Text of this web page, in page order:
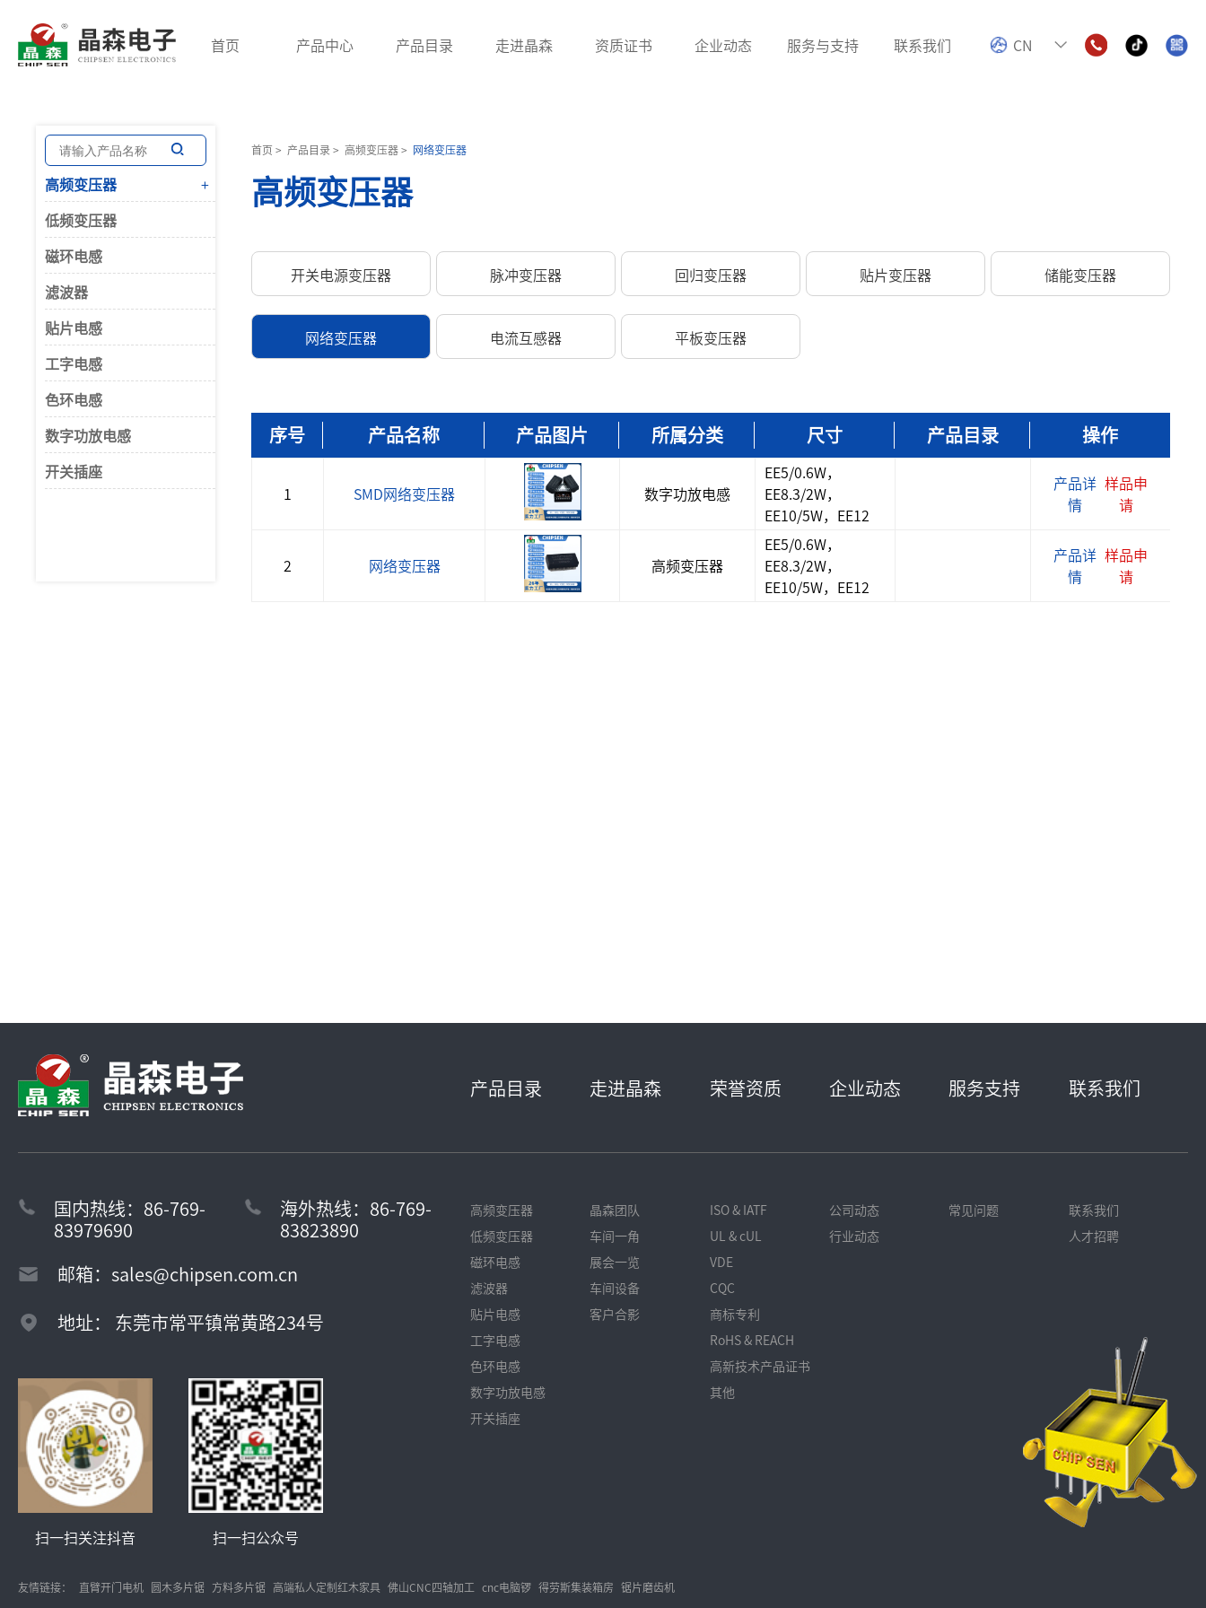
首页 产品中心 产品目录 走进晶森 资质证书 企业动态 服务与支持 联系我们 CN
高频变压器
开关电源变压器
脉冲变压器
回归变压器
贴片变压器
储能变压器
网络变压器
电流互感器
平板变压器
低频变压器
三相变压器
音频变压器
环形变压器
磁环电感
共模电感
PFC大电流电感
三相电感
贴片功率电感
一体成型电感
开关插座
高频变压器
+
低频变压器
磁环电感
滤波器
贴片电感
工字电感
色环电感
数字功放电感
开关插座
首页 > 产品目录> 高频变压器> 网络变压器
高频变压器
开关电源变压器 脉冲变压器 回归变压器 贴片变压器 储能变压器
网络变压器 电流互感器 平板变压器
序号 产品名称
1 SMD网络变压器
2 网络变压器
产品图片 所属分类 尺寸 产品目录 操作
数字功放电感
EE5/0.6W，
EE8.3/2W，
EE10/5W，EE12
产品详
情
样品申
请
高频变压器
EE5/0.6W，
EE8.3/2W，
EE10/5W，EE12
产品详
情
样品申
请
产品目录 走进晶森 荣誉资质 企业动态 服务支持 联系我们
国内热线：86-769-
83979690
海外热线：86-769-
83823890
邮箱：sales@chipsen.com.cn
地址： 东莞市常平镇常黄路234号
扫一扫关注抖音 扫一扫公众号
高频变压器
低频变压器
磁环电感
滤波器
贴片电感
工字电感
色环电感
数字功放电感
开关插座
晶森团队
车间一角
展会一览
车间设备
客户合影
ISO & IATF
UL & cUL
VDE
CQC
商标专利
RoHS & REACH
高新技术产品证书
其他
公司动态
行业动态
常见问题
联系我们
人才招聘
友情链接： 直臂开门电机 圆木多片锯 方料多片锯 高端私人定制红木家具 佛山CNC四轴加工 cnc电脑锣 得劳斯集装箱房 锯片磨齿机